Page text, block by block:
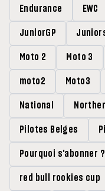
Endurance EWC
JuniorGP
Moto 2 Moto 3
moto2 Moto3
National
Pilotes Belges
Pourquoi s'abonner ?
red bull rookies cup